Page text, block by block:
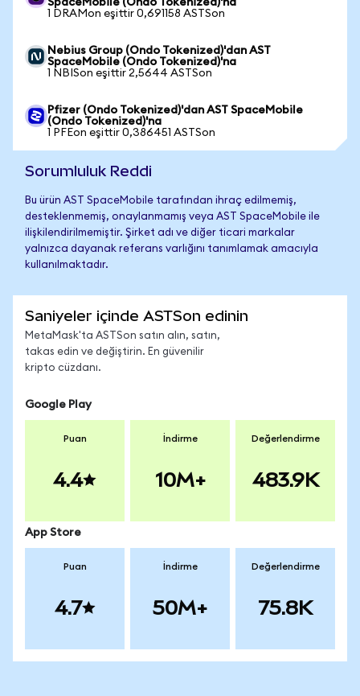
SpaceMobile (Ondo Tokenized)'na
1 DRAMon eşittir 0,691158 ASTSon
Nebius Group (Ondo Tokenized)'dan AST
SpaceMobile (Ondo Tokenized)'na
1 NBISon eşittir 2,5644 ASTSon
Pfizer (Ondo Tokenized)'dan AST SpaceMobile
(Ondo Tokenized)'na
1 PFEon eşittir 0,386451 ASTSon
Sorumluluk Reddi
Bu ürün AST SpaceMobile tarafından ihraç edilmemiş,
desteklenmemiş, onaylanmamış veya AST SpaceMobile ile
ilişkilendirilmemiştir. Şirket adı ve diğer ticari markalar
yalnızca dayanak referans varlığını tanımlamak amacıyla
kullanılmaktadır.
Saniyeler içinde ASTSon edinin
MetaMask'ta ASTSon satın alın, satın,
takas edin ve değiştirin. En güvenilir
kripto cüzdanı.
Google Play
Puan
4.4
İndirme
10M+
Değerlendirme
483.9K
App Store
Puan
4.7
İndirme
50M+
Değerlendirme
75.8K